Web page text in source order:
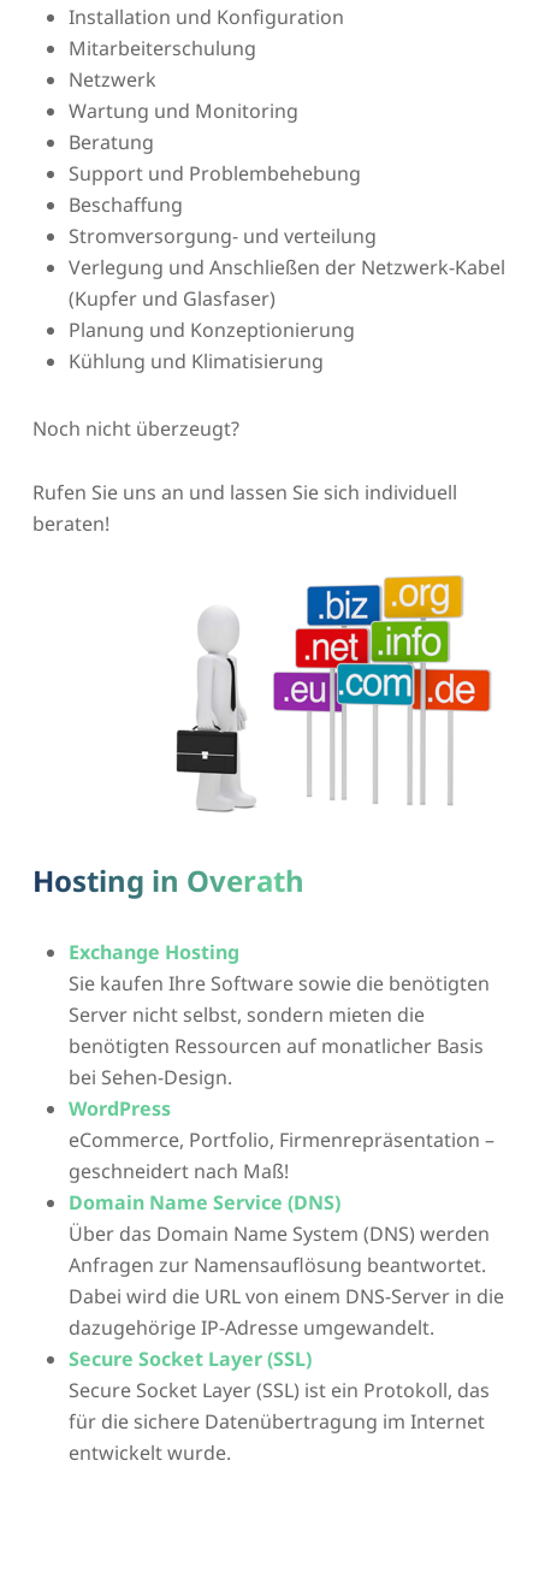
Installation und Konfiguration
Mitarbeiterschulung
Netzwerk
Wartung und Monitoring
Beratung
Support und Problembehebung
Beschaffung
Stromversorgung- und verteilung
Verlegung und Anschließen der Netzwerk-Kabel
(Kupfer und Glasfaser)
Planung und Konzeptionierung
Kühlung und Klimatisierung
Noch nicht überzeugt?
Rufen Sie uns an und lassen Sie sich individuell
beraten!
Hosting in Overath
Exchange Hosting
Sie kaufen Ihre Software sowie die benötigten
Server nicht selbst, sondern mieten die
benötigten Ressourcen auf monatlicher Basis
bei Sehen-Design.
WordPress
eCommerce, Portfolio, Firmenrepräsentation –
geschneidert nach Maß!
Domain Name Service (DNS)
Über das Domain Name System (DNS) werden
Anfragen zur Namensauflösung beantwortet.
Dabei wird die URL von einem DNS-Server in die
dazugehörige IP-Adresse umgewandelt.
Secure Socket Layer (SSL)
Secure Socket Layer (SSL) ist ein Protokoll, das
für die sichere Datenübertragung im Internet
entwickelt wurde.